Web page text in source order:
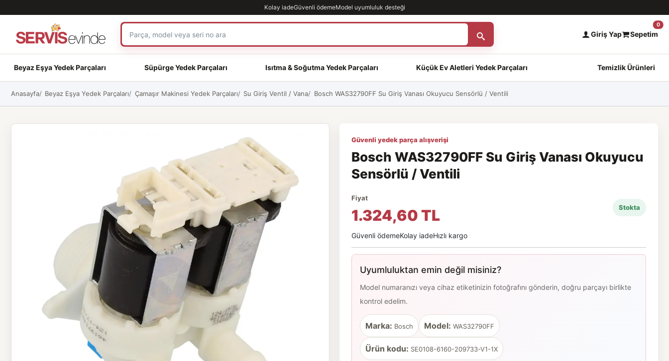
Kolay iadeGüvenli ödemeModel uyumluluk desteği
Giriş Yap Sepetim
0
Beyaz Eşya Yedek Parçaları Süpürge Yedek Parçaları Isıtma & Soğutma Yedek Parçaları Küçük Ev Aletleri Yedek Parçaları Temizlik Ürünleri
Anasayfa Beyaz Eşya Yedek Parçaları Çamaşır Makinesi Yedek Parçaları Su Giriş Ventil / Vana Bosch WAS32790FF Su Giriş Vanası Okuyucu Sensörlü / Ventili
Güvenli yedek parça alışverişi
Bosch WAS32790FF Su Giriş Vanası Okuyucu
Sensörlü / Ventili
Fiyat
1.324,60 TL Stokta
Güvenli ödemeKolay iadeHızlı kargo
Uyumluluktan emin değil misiniz?
Model numaranızı veya cihaz etiketinizin fotoğrafını gönderin, doğru parçayı birlikte
kontrol edelim.
Marka: Bosch Model: WAS32790FF
Ürün kodu: SE0108-6160-209733-V1-1X